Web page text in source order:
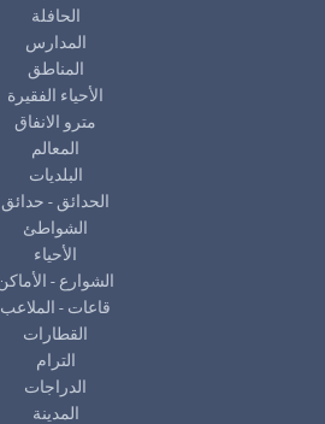
الحافلة
المدارس
المناطق
الأحياء الفقيرة
مترو الانفاق
المعالم
البلديات
الحدائق - حدائق
الشواطئ
الأحياء
الشوارع -
قاعات - الملاعب
القطارات
الترام
الدراجات
المدينة